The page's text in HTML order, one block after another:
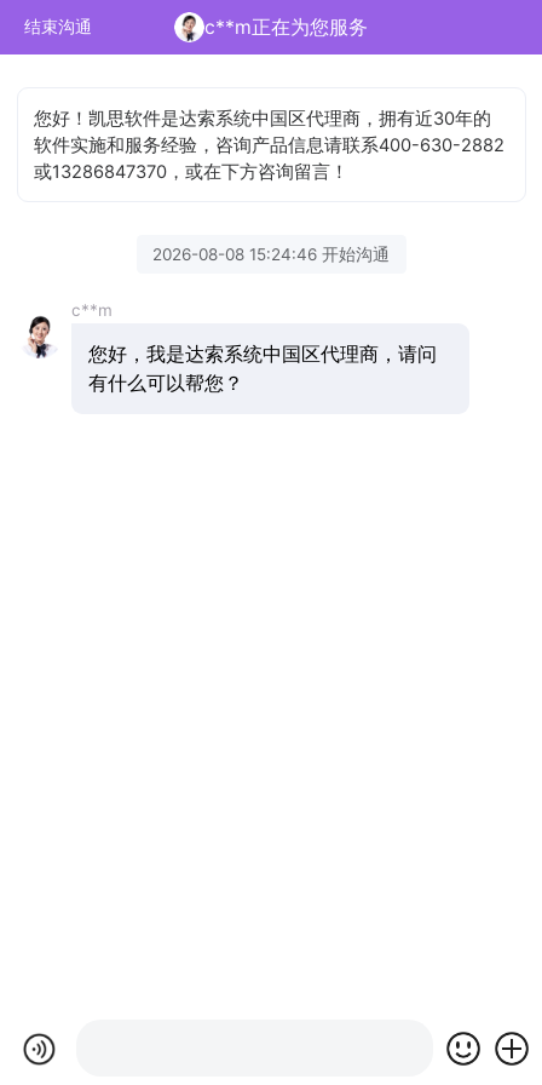
结束沟通 c**m正在为您服务
您好！凯思软件是达索系统中国区代理商，拥有近30年的
软件实施和服务经验，咨询产品信息请联系400-630-2882
或13286847370，或在下方咨询留言！
2026-08-08 15:24:46 开始沟通
c**m
您好，我是达索系统中国区代理商，请问
有什么可以帮您？